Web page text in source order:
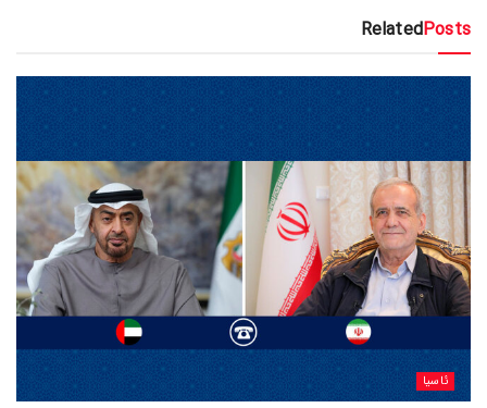
RelatedPosts
ئاسیا